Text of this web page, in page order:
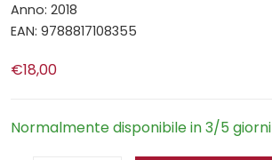
Anno: 2018
EAN: 9788817108355
€18,00
Normalmente disponibile in 3/5 giorni